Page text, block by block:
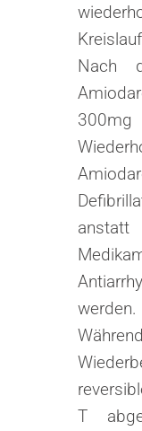
Nach
werden.
T